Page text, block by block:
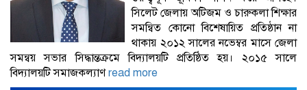
সিলেট জেলায় অটিজম ও চারুকলা শিক্ষার
সমন্বিত কোনো বিশেষায়িত প্রতিষ্ঠান না
থাকায় ২০১২ সালের নভেম্বর মাসে জেলা
সমন্বয় সভার সিদ্ধান্তক্রমে বিদ্যালয়টি প্রতিষ্ঠিত হয়। ২০১৫ সালে
বিদ্যালয়টি সমাজকল্যাণread more